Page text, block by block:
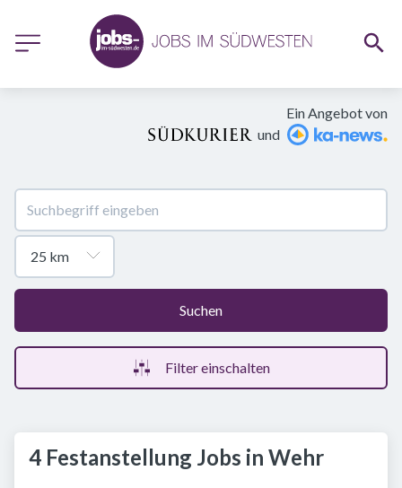
Ein Angebot von
und
Suchen
Filter einschalten
4 Festanstellung Jobs in Wehr